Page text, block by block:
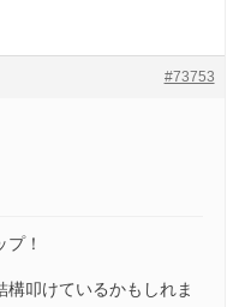
#73753
！
叩けているかもしれま